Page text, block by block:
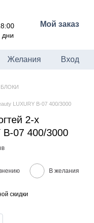
Мой заказ
Желания Вход
LUXURY B-07 400/3000
2-х
B-07 400/3000
В желания
скидки